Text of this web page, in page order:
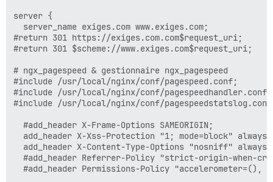
server {
  server_name exiges.com www.exiges.com;
#return 301 https://exiges.com.com$request_uri;
#return 301 $scheme://www.exiges.com$request_uri;
# ngx_pagespeed & gestionnaire ngx_pagespeed
#include /usr/local/nginx/conf/pagespeed.conf;
#include /usr/local/nginx/conf/pagespeedhandler.conf;
#include /usr/local/nginx/conf/
  #add_header X-Frame-Options SAMEORIGIN;
  add_header X-Xss-Protection "1; mode=block" always;
  add_header X-Content-Type-Options "nosniff" always;
#add_header Referrer-Policy "strict-origin-when-
#add_header Permissions-Policy "accelerometer=(),